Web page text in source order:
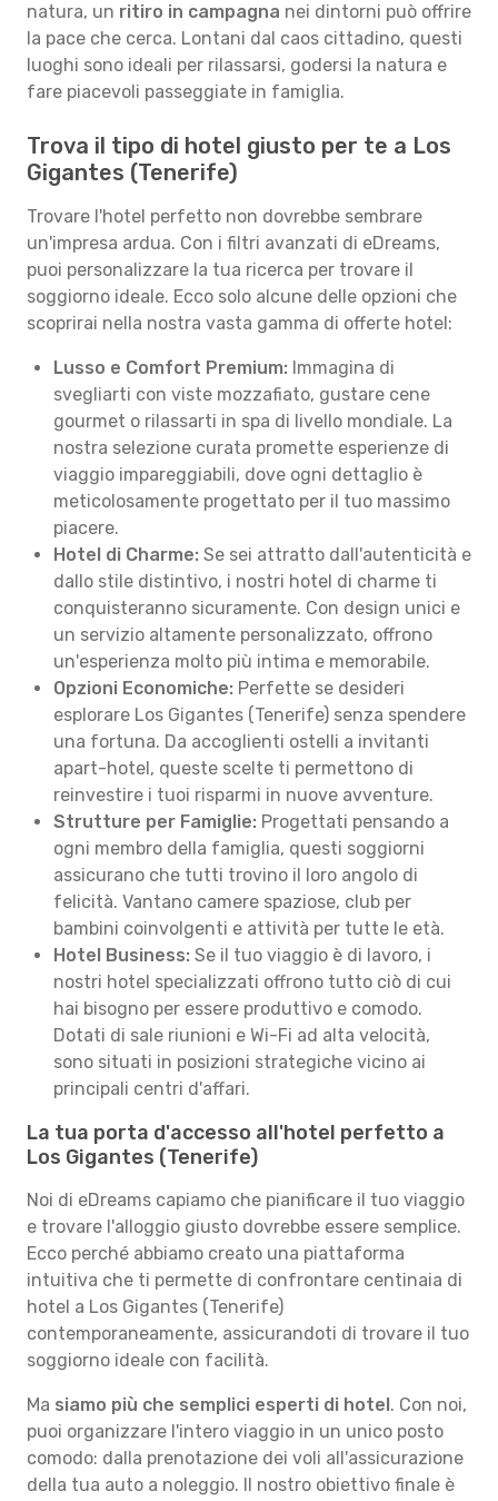
natura, un ritiro in campagna nei dintorni può offrire
la pace che cerca. Lontani dal caos cittadino, questi
luoghi sono ideali per rilassarsi, godersi la natura e
fare piacevoli passeggiate in famiglia.
Trova il tipo di hotel giusto per te a Los
Gigantes (Tenerife)
Trovare l'hotel perfetto non dovrebbe sembrare
un'impresa ardua. Con i filtri avanzati di eDreams,
puoi personalizzare la tua ricerca per trovare il
soggiorno ideale. Ecco solo alcune delle opzioni che
scoprirai nella nostra vasta gamma di offerte hotel:
Lusso e Comfort Premium: Immagina di
svegliarti con viste mozzafiato, gustare cene
gourmet o rilassarti in spa di livello mondiale. La
nostra selezione curata promette esperienze di
viaggio impareggiabili, dove ogni dettaglio è
meticolosamente progettato per il tuo massimo
piacere.
Hotel di Charme: Se sei attratto dall'autenticità e
dallo stile distintivo, i nostri hotel di charme ti
conquisteranno sicuramente. Con design unici e
un servizio altamente personalizzato, offrono
un'esperienza molto più intima e memorabile.
Opzioni Economiche: Perfette se desideri
esplorare Los Gigantes (Tenerife) senza spendere
una fortuna. Da accoglienti ostelli a invitanti
apart-hotel, queste scelte ti permettono di
reinvestire i tuoi risparmi in nuove avventure.
Strutture per Famiglie: Progettati pensando a
ogni membro della famiglia, questi soggiorni
assicurano che tutti trovino il loro angolo di
felicità. Vantano camere spaziose, club per
bambini coinvolgenti e attività per tutte le età.
Hotel Business: Se il tuo viaggio è di lavoro, i
nostri hotel specializzati offrono tutto ciò di cui
hai bisogno per essere produttivo e comodo.
Dotati di sale riunioni e Wi-Fi ad alta velocità,
sono situati in posizioni strategiche vicino ai
principali centri d'affari.
La tua porta d'accesso all'hotel perfetto a
Los Gigantes (Tenerife)
Noi di eDreams capiamo che pianificare il tuo viaggio
e trovare l'alloggio giusto dovrebbe essere semplice.
Ecco perché abbiamo creato una piattaforma
intuitiva che ti permette di confrontare centinaia di
hotel a Los Gigantes (Tenerife)
contemporaneamente, assicurandoti di trovare il tuo
soggiorno ideale con facilità.
Ma siamo più che semplici esperti di hotel. Con noi,
puoi organizzare l'intero viaggio in un unico posto
comodo: dalla prenotazione dei voli all'assicurazione
della tua auto a noleggio. Il nostro obiettivo finale è